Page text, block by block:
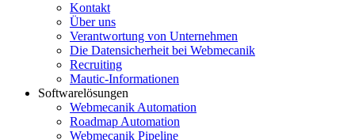
Kontakt
Über uns
Verantwortung von Unternehmen
Die Datensicherheit bei Webmecanik
Recruiting
Mautic-Informationen
Softwarelösungen
Webmecanik Automation
Roadmap Automation
Webmecanik Pipeline